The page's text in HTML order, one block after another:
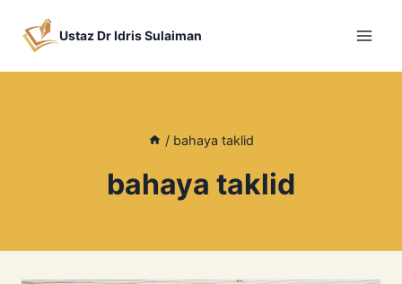
Ustaz Dr Idris Sulaiman
/ bahaya taklid
bahaya taklid